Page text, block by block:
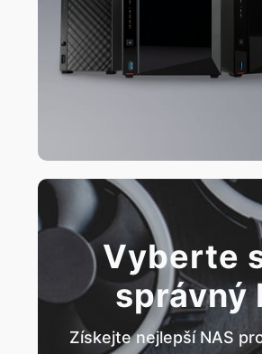
Vyberte
správný
Získejte nejlepší NAS